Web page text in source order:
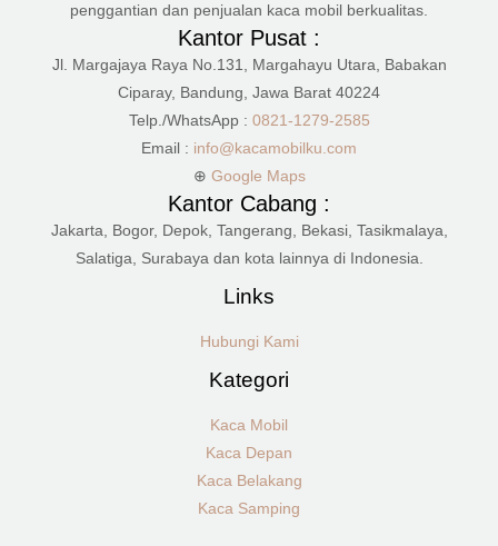
penggantian dan penjualan kaca mobil berkualitas.
Kantor Pusat :
Jl. Margajaya Raya No.131, Margahayu Utara, Babakan
Ciparay, Bandung, Jawa Barat 40224
Telp./WhatsApp : 0821-1279-2585
Email : info@kacamobilku.com
⊕ Google Maps
Kantor Cabang :
Jakarta, Bogor, Depok, Tangerang, Bekasi, Tasikmalaya,
Salatiga, Surabaya dan kota lainnya di Indonesia.
Links
Hubungi Kami
Kategori
Kaca Mobil
Kaca Depan
Kaca Belakang
Kaca Samping